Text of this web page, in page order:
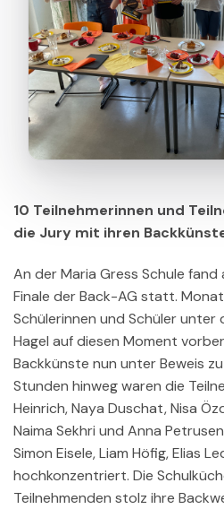
10 Teilnehmerinnen und
die Jury mit ihren
An der Maria Gress Schule fand
Finale der Back-AG statt.
Schülerinnen und Schüler unter
Hagel auf diesen Moment
Backkünste nun unter Beweis
Stunden hinweg waren die
Heinrich, Naya Duschat, Nisa
Naima Sekhri und Anna
Simon Eisele, Liam Höfig, Elias
hochkonzentriert. Die
Teilnehmenden stolz ihre